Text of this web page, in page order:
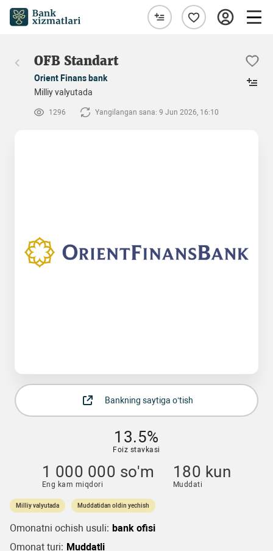
OFB Standart
Orient Finans bank
Milliy valyutada
1296 Yangilangan sana: 9 Jun 2026, 16:10
Bankning saytiga o‘tish
13.5%
Foiz stavkasi
1 000 000 so'm
Eng kam miqdori
180 kun
Muddati
Milliy valyutada Muddatidan oldin yechish
Omonatni ochish usuli: bank ofisi
Omonat turi: Muddatli